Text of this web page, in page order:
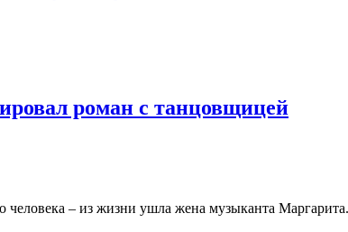
роман с танцовщицей
– из жизни ушла жена музыканта